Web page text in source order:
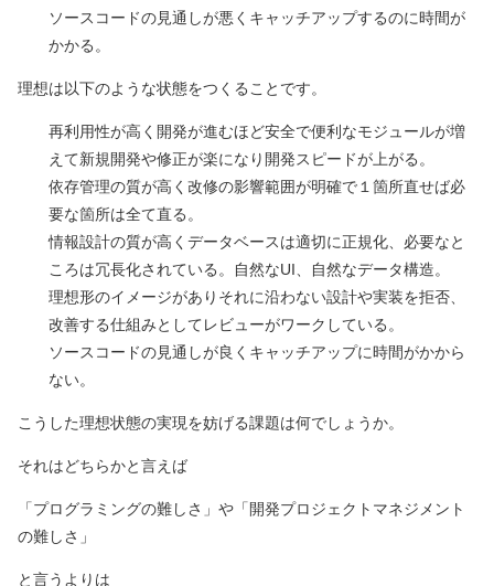
ソースコードの見通しが悪くキャッチアップするのに時間が
かかる。
理想は以下のような状態をつくることです。
再利用性が高く開発が進むほど安全で便利なモジュールが増
えて新規開発や修正が楽になり開発スピードが上がる。
依存管理の質が高く改修の影響範囲が明確で１箇所直せば必
要な箇所は全て直る。
情報設計の質が高くデータベースは適切に正規化、必要なと
ころは冗長化されている。自然なUI、自然なデータ構造。
理想形のイメージがありそれに沿わない設計や実装を拒否、
改善する仕組みとしてレビューがワークしている。
ソースコードの見通しが良くキャッチアップに時間がかから
ない。
こうした理想状態の実現を妨げる課題は何でしょうか。
それはどちらかと言えば
「プログラミングの難しさ」や「開発プロジェクトマネジメント
の難しさ」
と言うよりは